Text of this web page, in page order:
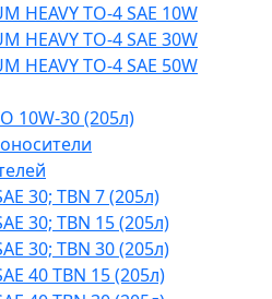
HEAVY TO-4 SAE 10W
HEAVY TO-4 SAE 30W
HEAVY TO-4 SAE 50W
10W-30 (205л)
30; TBN 7 (205л)
30; TBN 15 (205л)
30; TBN 30 (205л)
40 TBN 15 (205л)